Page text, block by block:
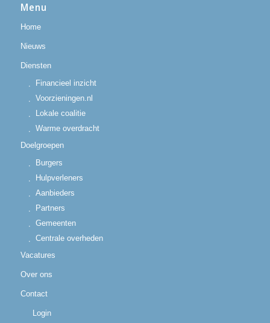
Menu
Home
Nieuws
Diensten
Financieel inzicht
Voorzieningen.nl
Lokale coalitie
Warme overdracht
Doelgroepen
Burgers
Hulpverleners
Aanbieders
Partners
Gemeenten
Centrale overheden
Vacatures
Over ons
Contact
Login